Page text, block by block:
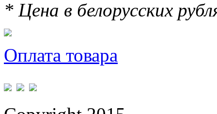
* Цена в белорусских
Оплата товара